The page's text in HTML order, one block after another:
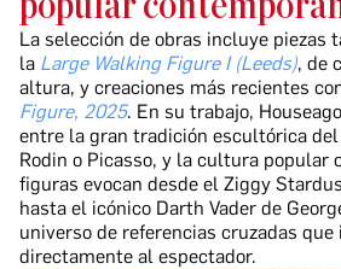
La selección de obras incluye piezas
la Large Walking Figure I (Leeds), de
altura, y creaciones más recientes
Figure, 2025. En su trabajo,
entre la gran tradición escultórica del
Rodin o Picasso, y la cultura popular
figuras evocan desde el Ziggy
hasta el icónico Darth Vader de
universo de referencias cruzadas
directamente al espectador.